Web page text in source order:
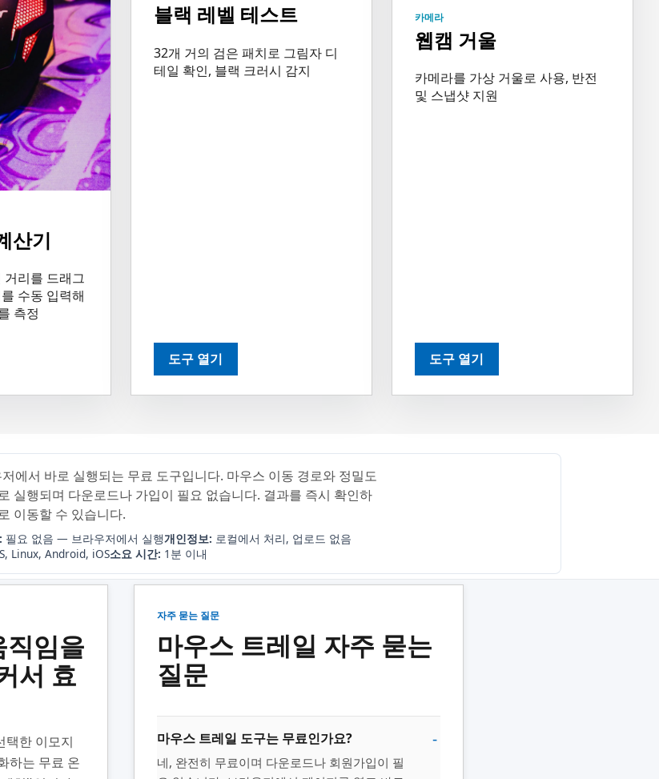
산기
리를 드래그
수동 입력해
측정
블랙 레벨 테스트
32개 거의 검은 패치로 그림자 디
테일 확인, 블랙 크러시 감지
도구 열기
카메라
웹캠 거울
카메라를 가상 거울로 사용, 반전
및 스냅샷 지원
도구 열기
에서 바로 실행되는 무료 도구입니다. 마우스 이동 경로와 정밀도
실행되며 다운로드나 가입이 필요 없습니다. 결과를 즉시 확인하
이동할 수 있습니다.
필요 없음 — 브라우저에서 실행개인정보: 로컬에서 처리, 업로드 없음
Linux, Android, iOS소요 시간: 1분 이내
직임을
서 효
택한 이모지
하는 무료 온
자주 묻는 질문
마우스 트레일 자주 묻는
질문
마우스 트레일 도구는 무료인가요?
네, 완전히 무료이며 다운로드나 회원가입이 필